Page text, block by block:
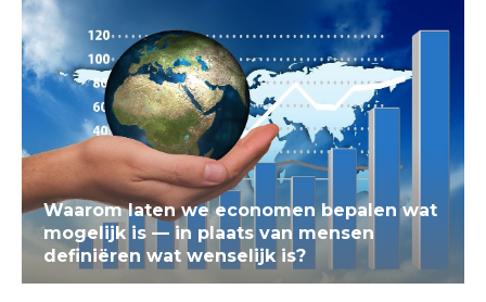
Waarom laten we economen bepalen wat
mogelijk is — in plaats van mensen
definiëren wat wenselijk is?